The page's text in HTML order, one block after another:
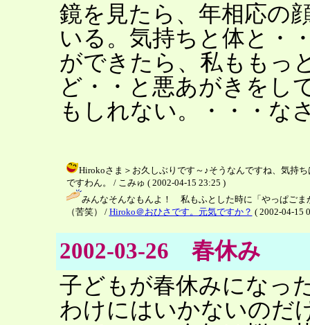
鏡を見たら、年相応の
いる。気持ちと体と・
ができたら、私ももっ
ど・・と悪あがきをし
もしれない。・・・な
Hirokoさま＞お久しぶりです～♪そうなんですね、気持
ですわん。 / こみゅ ( 2002-04-15 23:25 )
みんなそんなもんよ！ 私もふとした時に「やっぱごま
（苦笑） / Hiroko＠おひさです。元気ですか？ ( 2002-04-15
2002-03-26 春休み
子どもが春休みになっ
わけにはいかないのだ